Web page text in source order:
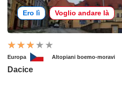
Ero lì Voglio andare là
Europa Altopiani boemo-moravi
Dacice